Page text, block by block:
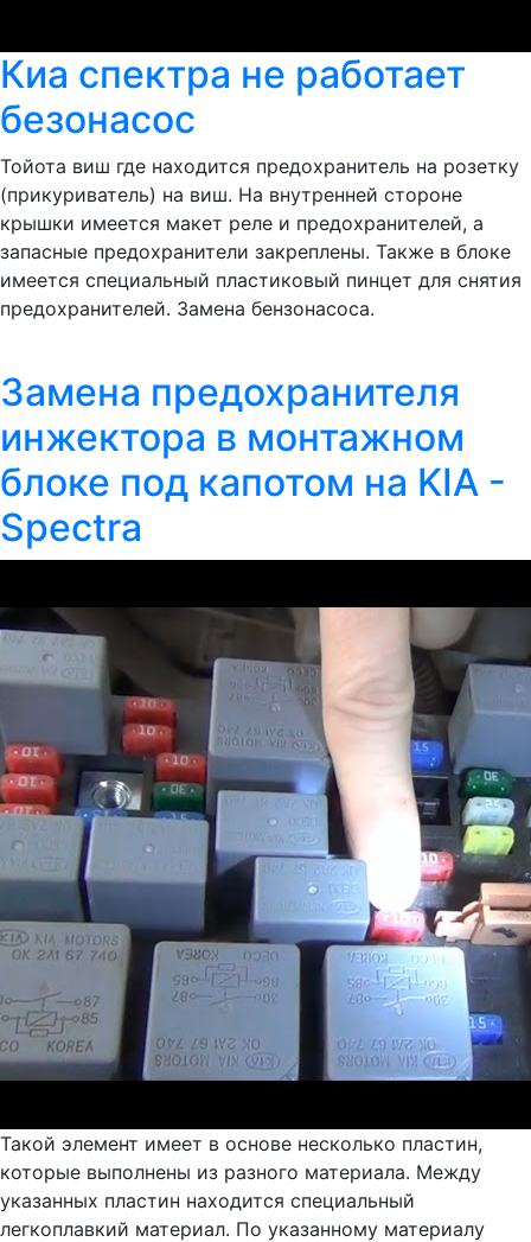
Киа спектра не работает
безонасос
Тойота виш где находится предохранитель на розетку
(прикуриватель) на виш. На внутренней стороне
крышки имеется макет реле и предохранителей, а
запасные предохранители закреплены. Также в блоке
имеется специальный пластиковый пинцет для снятия
предохранителей. Замена бензонасоса.
Замена предохранителя
инжектора в монтажном
блоке под капотом на KIA -
Spectra
Такой элемент имеет в основе несколько пластин,
которые выполнены из разного материала. Между
указанных пластин находится специальный
легкоплавкий материал. По указанному материалу